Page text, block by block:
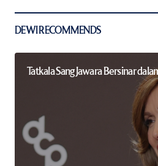
DEWI RECOMMENDS
Tatkala Sang Jawara Bersinar